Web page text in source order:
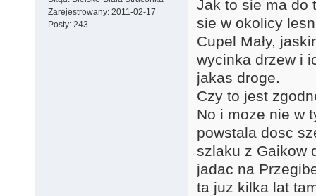
Zarejestrowany: 2011-02-17
Posty: 243
Jak to sie ma do
sie w okolicy
Cupel Mały,
wycinka drzew i
jakas droge.
Czy to jest
No i moze nie w
powstala dosc
szlaku z Gaikow
jadac na
ta juz kilka lat